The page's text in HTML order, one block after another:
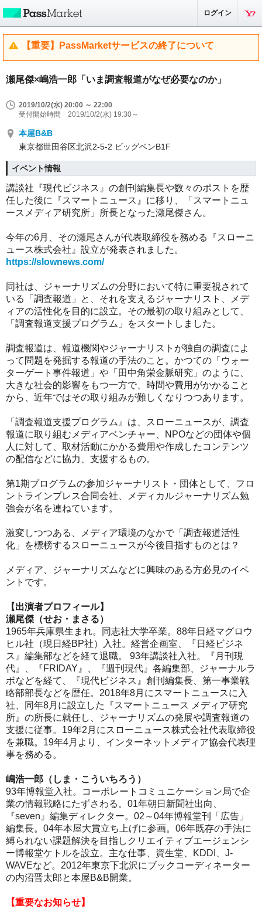
ログイン
【重要】PassMarketサービスの終了について
瀬尾傑×嶋浩一郎「いま調査報道がなぜ必要なのか」
2019/10/2(水) 20:00 ～ 22:00
受付開始時間 2019/10/2(水) 19:30～
本屋B&B
東京都世田谷区北沢2-5-2 ビッグベンB1F
イベント情報
講談社『現代ビジネス』の創刊編集長や数々のポストを歴
任した後に『スマートニュース』に移り、「スマートニュ
ースメディア研究所」所長となった瀬尾傑さん。
今年の6月、その瀬尾さんが代表取締役を務める『スローニ
ュース株式会社』設立が発表されました。
https://slownews.com/
同社は、ジャーナリズムの分野において特に重要視されて
いる「調査報道」と、それを支えるジャーナリスト、メデ
ィアの活性化を目的に設立。その最初の取り組みとして、
「調査報道支援プログラム」をスタートしました。
調査報道は、報道機関やジャーナリストが独自の調査によ
って問題を発掘する報道の手法のこと。かつての「ウォー
ターゲート事件報道」や「田中角栄金脈研究」のように、
大きな社会的影響をもつ一方で、時間や費用がかかること
から、近年ではその取り組みが難しくなりつつあります。
「調査報道支援プログラム』は、スローニュースが、調査
報道に取り組むメディアベンチャー、NPOなどの団体や個
人に対して、取材活動にかかる費用や作成したコンテンツ
の配信などに協力、支援するもの。
第1期プログラムの参加ジャーナリスト・団体として、フロ
ントラインプレス合同会社、メディカルジャーナリズム勉
強会が名を連ねています。
激変しつつある、メディア環境のなかで「調査報道活性
化」を標榜するスローニュースが今後目指すものとは？
メディア、ジャーナリズムなどに興味のある方必見のイベ
ントです。
【出演者プロフィール】
瀬尾傑（せお・まさる）
1965年兵庫県生まれ。同志社大学卒業。88年日経マグロウ
ヒル社（現日経BP社）入社。経営企画室、『日経ビジネ
ス』編集部などを経て退職。 93年講談社入社。『月刊現
代』、『FRIDAY』、『週刊現代』各編集部、ジャーナルラ
ボなどを経て、『現代ビジネス』創刊編集長、第一事業戦
略部部長などを歴任。2018年8月にスマートニュースに入
社、同年8月に設立した『スマートニュース メディア研究
所』の所長に就任し、ジャーナリズムの発展や調査報道の
支援に従事。19年2月にスローニュース株式会社代表取締役
を兼職。19年4月より、インターネットメディア協会代表理
事を務める。
嶋浩一郎（しま・こういちろう）
93年博報堂入社。コーポレートコミュニケーション局で企
業の情報戦略にたずさわる。01年朝日新聞社出向、
『seven』編集ディレクター。02～04年博報堂刊「広告」
編集長。04年本屋大賞立ち上げに参画。06年既存の手法に
縛られない課題解決を目指しクリエイティブエージェンシ
ー博報堂ケトルを設立。主な仕事、資生堂、KDDI、J-
WAVEなど。2012年東京下北沢にブックコーディネーター
の内沼晋太郎と本屋B&B開業。
【重要なお知らせ】